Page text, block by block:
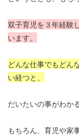
双子育児を３年経験
います。
どんな仕事でもどん
い経つと、
だいたいの事がわか
もちろん、育児や家